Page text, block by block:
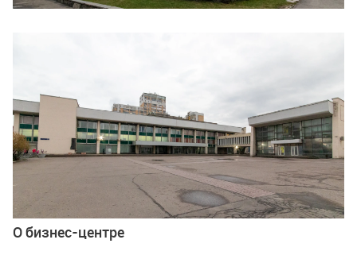
О бизнес-центре